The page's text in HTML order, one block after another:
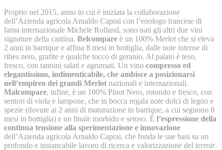
Proprio nel 2015, anno in cui è iniziata la collaborazione
dell’Azienda agricola Arnaldo Caprai con l’enologo francese di
fama internazionale Michele Rolland, sono nati gli altri due vini
signature della cantina. Belcompare è un 100% Merlot che si eleva
2 anni in barrique e affina 8 mesi in bottiglia, dalle note intense di
ribes nero, grafite e qualche tocco di geranio. Al palato è teso,
fresco, con tannini salati e agrumati. Un vino compresso ed
elegantissimo, indimenticabile, che ambisce a posizionarsi
nell’empireo dei grandi Merlot nazionali e internazionali.
Malcompare, infine, è un 100% Pinot Nero, rotondo e fresco, con
sentori di viola e lampone, che in bocca regala note dolci di legno e
spezie (dovute ai 2 anni di maturazione in barrique, a cui seguono 8
mesi in bottiglia) e un finale morbido e setoso. È l’espressione della
continua tensione alla sperimentazione e innovazione
dell’Azienda agricola Arnaldo Caprai, che fonda le sue basi su un
profondo e instancabile lavoro di ricerca e valorizzazione del terroir.